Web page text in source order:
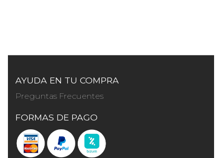
AYUDA EN TU COMPRA
Preguntas Frecuentes
FORMAS DE PAGO